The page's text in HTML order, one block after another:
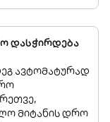
დასჭირდება
ავტომატურად
მიტანის დრო